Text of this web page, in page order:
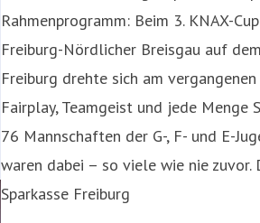
Rahmenprogramm: Beim 3. KNAX-
Freiburg-Nördlicher Breisgau auf
Freiburg drehte sich am
Fairplay, Teamgeist und jede Menge
76 Mannschaften der G-, F- und E-
waren dabei – so viele wie nie zuvor.
Sparkasse Freiburg